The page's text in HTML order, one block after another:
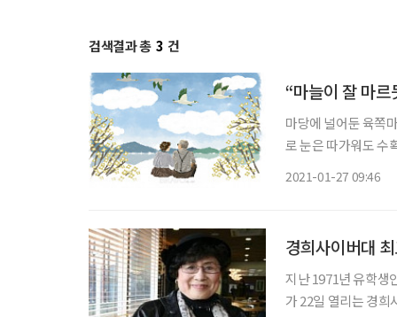
검색결과 총 3 건
“마늘이 잘 마
마당에 널어둔 육쪽
로 눈은 따가워도 수
2021-01-27 09:46
경희사이버대
지난 1971년 유학생
가 22일 열리는 경희사